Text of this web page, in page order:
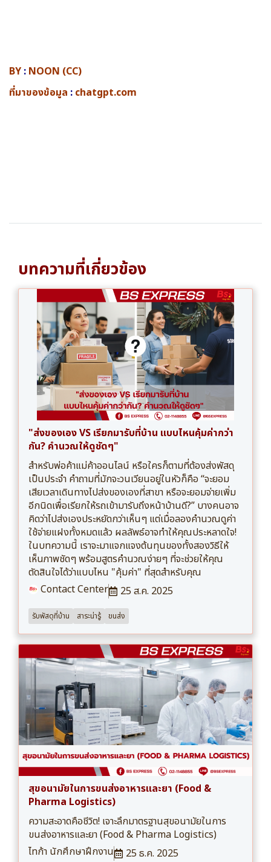
BY : NOON (CC)
ที่มาของข้อมูล : chatgpt.com
บทความที่เกี่ยวข้อง
"ส่งของเอง VS เรียกมารับที่บ้าน แบบไหนคุ้มค่ากว่า
กัน? คำนวณให้ดูชัดๆ"
สำหรับพ่อค้าแม่ค้าออนไลน์ หรือใครก็ตามที่ต้องส่งพัสดุ
เป็นประจำ คำถามที่มักจะวนเวียนอยู่ในหัวก็คือ “จะยอม
เสียเวลาเดินทางไปส่งของเองที่สาขา หรือจะยอมจ่ายเพิ่ม
อีกนิดเพื่อเรียกให้รถเข้ามารับถึงหน้าบ้านดี?” บางคนอาจ
คิดว่าไปส่งเองประหยัดกว่าเห็นๆ แต่เมื่อลองคำนวณดูค่า
ใช้จ่ายแฝงทั้งหมดแล้ว ผลลัพธ์อาจทำให้คุณประหลาดใจ!
ในบทความนี้ เราจะมาแจกแจงต้นทุนของทั้งสองวิธีให้
เห็นภาพชัดๆ พร้อมสูตรคำนวณง่ายๆ ที่จะช่วยให้คุณ
ตัดสินใจได้ว่าแบบไหน "คุ้มค่า" ที่สุดสำหรับคุณ
Contact Center
25 ส.ค. 2025
รับพัสดุที่บ้าน สาระน่ารู้ ขนส่ง
สุขอนามัยในการขนส่งอาหารและยา (Food &
Pharma Logistics)
ความสะอาดคือชีวิต! เจาะลึกมาตรฐานสุขอนามัยในการ
ขนส่งอาหารและยา (Food & Pharma Logistics)
ไทก้า นักศึกษาฝึกงาน
25 ธ.ค. 2025